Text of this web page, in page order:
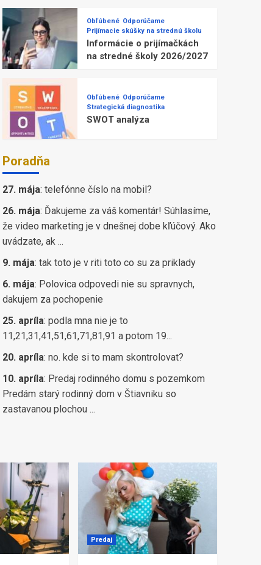
Obľúbené Odporúčame
Prijímacie skúšky na strednú školu
Informácie o prijímačkách
na stredné školy 2026/2027
Obľúbené Odporúčame
Strategická diagnostika
SWOT analýza
Poradňa
27. mája: telefónne číslo na mobil?
26. mája: Ďakujeme za váš komentár! Súhlasíme,
že video marketing je v dnešnej dobe kľúčový. Ako
uvádzate, ak ...
9. mája: tak toto je v riti toto co su za priklady
6. mája: Polovica odpovedi nie su spravnych,
dakujem za pochopenie
25. apríla: podla mna nie je to
11,21,31,41,51,61,71,81,91 a potom 19...
20. apríla: no. kde si to mam skontrolovat?
10. apríla: Predaj rodinného domu s pozemkom
Predám starý rodinný dom v Štiavniku so
zastavanou plochou ...
Predaj